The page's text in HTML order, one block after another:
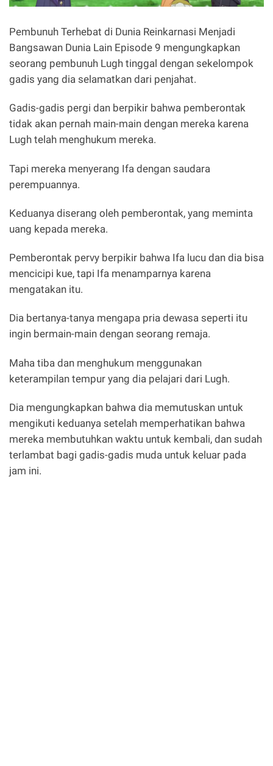
Pembunuh Terhebat di Dunia Reinkarnasi Menjadi
Bangsawan Dunia Lain Episode 9 mengungkapkan
seorang pembunuh Lugh tinggal dengan sekelompok
gadis yang dia selamatkan dari penjahat.
Gadis-gadis pergi dan berpikir bahwa pemberontak
tidak akan pernah main-main dengan mereka karena
Lugh telah menghukum mereka.
Tapi mereka menyerang Ifa dengan saudara
perempuannya.
Keduanya diserang oleh pemberontak, yang meminta
uang kepada mereka.
Pemberontak pervy berpikir bahwa Ifa lucu dan dia bisa
mencicipi kue, tapi Ifa menamparnya karena
mengatakan itu.
Dia bertanya-tanya mengapa pria dewasa seperti itu
ingin bermain-main dengan seorang remaja.
Maha tiba dan menghukum menggunakan
keterampilan tempur yang dia pelajari dari Lugh.
Dia mengungkapkan bahwa dia memutuskan untuk
mengikuti keduanya setelah memperhatikan bahwa
mereka membutuhkan waktu untuk kembali, dan sudah
terlambat bagi gadis-gadis muda untuk keluar pada
jam ini.